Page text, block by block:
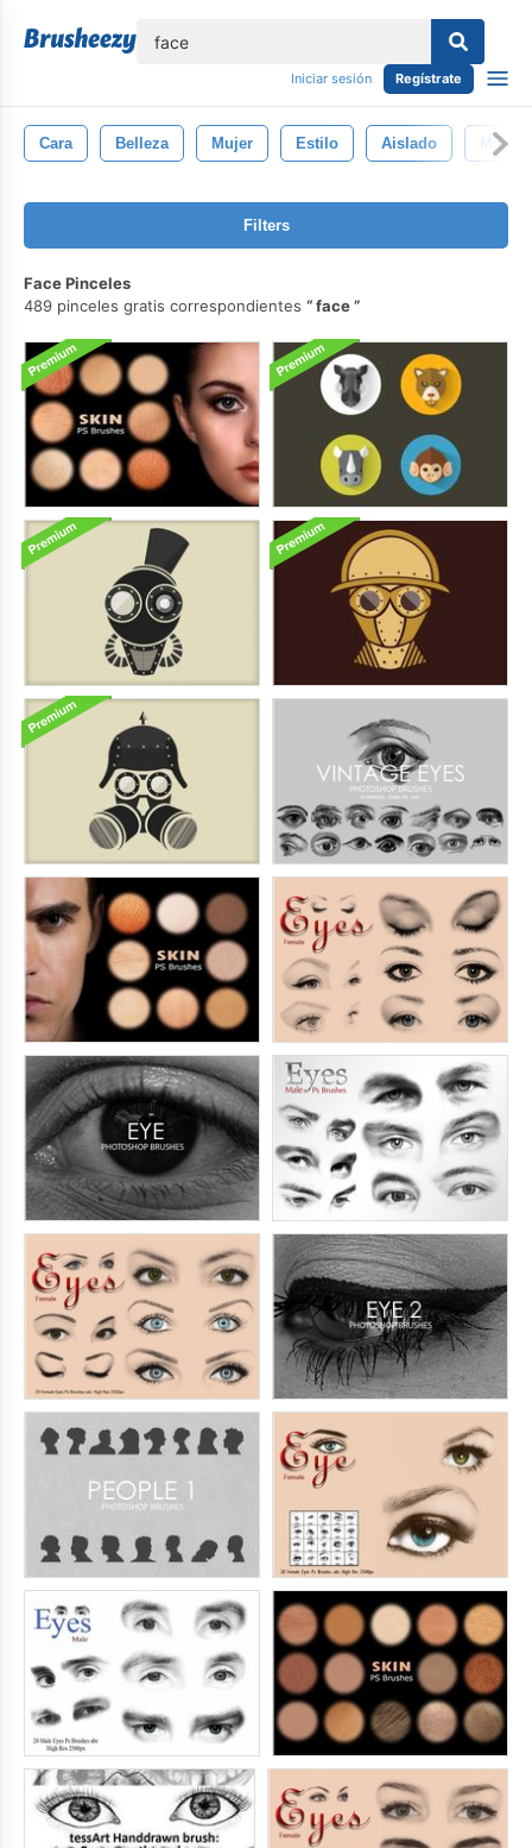
Iniciar sesión Regístrate
Cara Belleza Mujer Estilo Aislado
Filters
Face Pinceles
489 pinceles gratis correspondientes
face